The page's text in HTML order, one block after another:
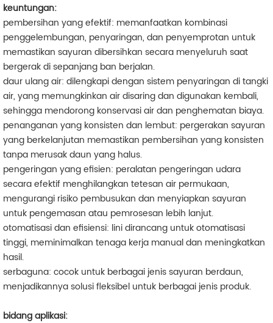
keuntungan:
pembersihan yang efektif: memanfaatkan kombinasi
penggelembungan, penyaringan, dan penyemprotan untuk
memastikan sayuran dibersihkan secara menyeluruh saat
bergerak di sepanjang ban berjalan.
daur ulang air: dilengkapi dengan sistem penyaringan di tangki
air, yang memungkinkan air disaring dan digunakan kembali,
sehingga mendorong konservasi air dan penghematan biaya.
penanganan yang konsisten dan lembut: pergerakan sayuran
yang berkelanjutan memastikan pembersihan yang konsisten
tanpa merusak daun yang halus.
pengeringan yang efisien: peralatan pengeringan udara
secara efektif menghilangkan tetesan air permukaan,
mengurangi risiko pembusukan dan menyiapkan sayuran
untuk pengemasan atau pemrosesan lebih lanjut.
otomatisasi dan efisiensi: lini dirancang untuk otomatisasi
tinggi, meminimalkan tenaga kerja manual dan meningkatkan
hasil.
serbaguna: cocok untuk berbagai jenis sayuran berdaun,
menjadikannya solusi fleksibel untuk berbagai jenis produk.
bidang aplikasi: